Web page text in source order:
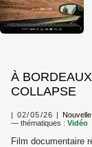
À
COLLAPSE
02/05/26
— thématiques : Vidéo
Film documentaire